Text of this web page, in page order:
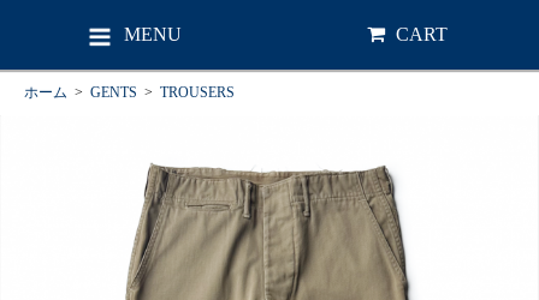
MENU CART
ホーム > GENTS > TROUSERS